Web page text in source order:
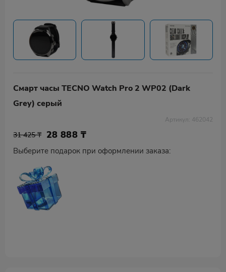
Смарт часы TECNO Watch Pro 2 WP02 (Dark
Grey) серый
Артикул: 462042
31 425 ₸ 28 888 ₸
Выберите подарок при оформлении заказа: